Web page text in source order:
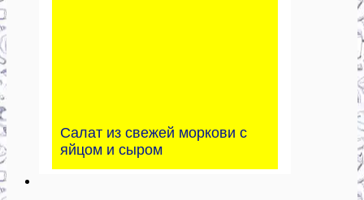
Салат из свежей моркови с
яйцом и сыром